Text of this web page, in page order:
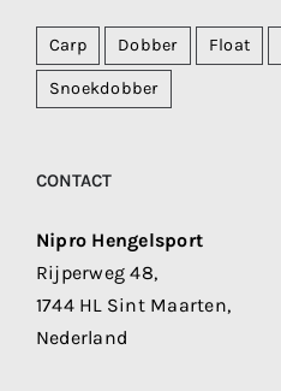
Carp Dobber Float
Snoekdobber
CONTACT
Nipro Hengelsport
Rijperweg 48,
1744 HL Sint Maarten,
Nederland